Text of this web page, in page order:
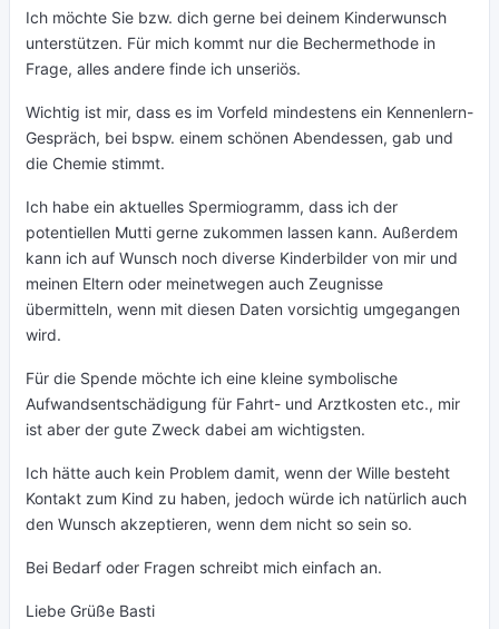
Ich möchte Sie bzw. dich gerne bei deinem Kinderwunsch
unterstützen. Für mich kommt nur die Bechermethode in
Frage, alles andere finde ich unseriös.
Wichtig ist mir, dass es im Vorfeld mindestens ein Kennenlern-
Gespräch, bei bspw. einem schönen Abendessen, gab und
die Chemie stimmt.
Ich habe ein aktuelles Spermiogramm, dass ich der
potentiellen Mutti gerne zukommen lassen kann. Außerdem
kann ich auf Wunsch noch diverse Kinderbilder von mir und
meinen Eltern oder meinetwegen auch Zeugnisse
übermitteln, wenn mit diesen Daten vorsichtig umgegangen
wird.
Für die Spende möchte ich eine kleine symbolische
Aufwandsentschädigung für Fahrt- und Arztkosten etc., mir
ist aber der gute Zweck dabei am wichtigsten.
Ich hätte auch kein Problem damit, wenn der Wille besteht
Kontakt zum Kind zu haben, jedoch würde ich natürlich auch
den Wunsch akzeptieren, wenn dem nicht so sein so.
Bei Bedarf oder Fragen schreibt mich einfach an.
Liebe Grüße Basti